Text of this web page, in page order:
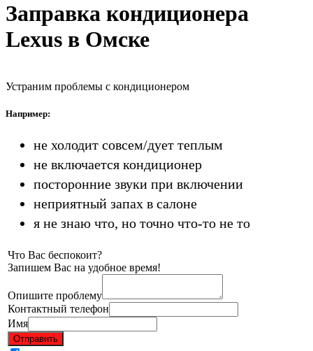
Заправка кондиционера
Lexus в Омске
Устраним проблемы с кондиционером
Например:
не холодит совсем/дует теплым
не включается кондиционер
посторонние звуки при включении
неприятный запах в салоне
я не знаю что, но точно что-то не то
Что Вас беспокоит?
Запишем Вас на удобное время!
Опишите проблему
Контактный телефон
Имя
Отправить